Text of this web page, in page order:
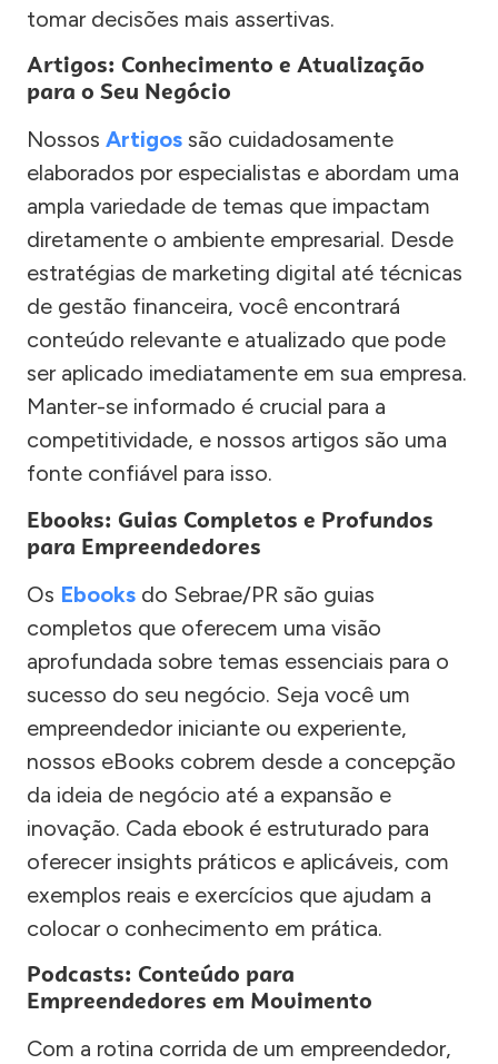
tomar decisões mais assertivas.
Artigos: Conhecimento e Atualização
para o Seu Negócio
Nossos Artigos são cuidadosamente
elaborados por especialistas e abordam uma
ampla variedade de temas que impactam
diretamente o ambiente empresarial. Desde
estratégias de marketing digital até técnicas
de gestão financeira, você encontrará
conteúdo relevante e atualizado que pode
ser aplicado imediatamente em sua empresa.
Manter-se informado é crucial para a
competitividade, e nossos artigos são uma
fonte confiável para isso.
Ebooks: Guias Completos e Profundos
para Empreendedores
Os Ebooks do Sebrae/PR são guias
completos que oferecem uma visão
aprofundada sobre temas essenciais para o
sucesso do seu negócio. Seja você um
empreendedor iniciante ou experiente,
nossos eBooks cobrem desde a concepção
da ideia de negócio até a expansão e
inovação. Cada ebook é estruturado para
oferecer insights práticos e aplicáveis, com
exemplos reais e exercícios que ajudam a
colocar o conhecimento em prática.
Podcasts: Conteúdo para
Empreendedores em Movimento
Com a rotina corrida de um empreendedor,